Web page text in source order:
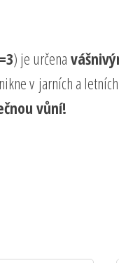
) je určena
v jarních a
vůní!